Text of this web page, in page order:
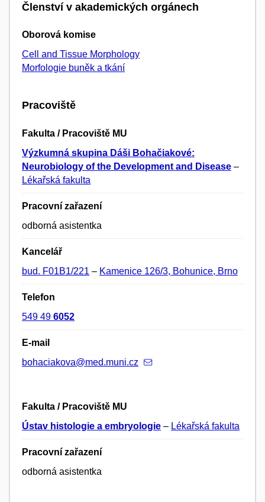
Členství v akademických orgánech
Oborová komise
Cell and Tissue Morphology
Morfologie buněk a tkání
Pracoviště
Fakulta / Pracoviště MU
Výzkumná skupina Dáši Bohačiakové:
Neurobiology of the Development and Disease –
Lékařská fakulta
Pracovní zařazení
odborná asistentka
Kancelář
bud. F01B1/221 – Kamenice 126/3, Bohunice, Brno
Telefon
549 49 6052
E-mail
bohaciakova@med.muni.cz
Fakulta / Pracoviště MU
Ústav histologie a embryologie – Lékařská fakulta
Pracovní zařazení
odborná asistentka